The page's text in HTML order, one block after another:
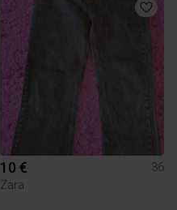
10 €
36
Zara